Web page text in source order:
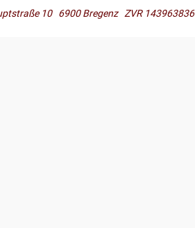
10 6900 Bregenz ZVR 143963836